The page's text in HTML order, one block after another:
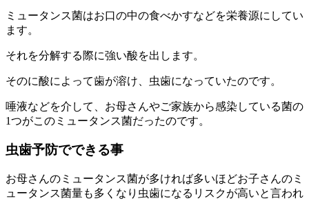
ミュータンス菌はお口の中の食べかすなどを栄養源にしてい
ます。
それを分解する際に強い酸を出します。
そのに酸によって歯が溶け、虫歯になっていたのです。
唾液などを介して、お母さんやご家族から感染している菌の
1つがこのミュータンス菌だったのです。
虫歯予防でできる事
お母さんのミュータンス菌が多ければ多いほどお子さんのミ
ュータンス菌量も多くなり虫歯になるリスクが高いと言われ